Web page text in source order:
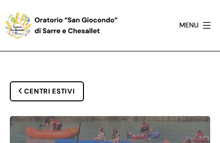
contenuto
di
Sarre
MENU
CENTRI ESTIVI